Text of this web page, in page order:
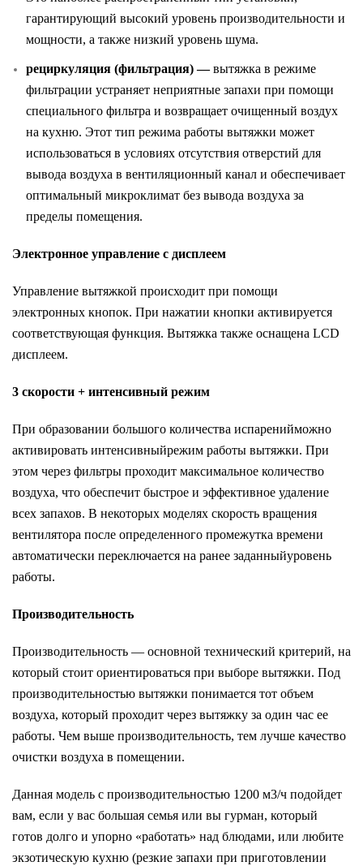
гарантирующий высокий уровень производительности и
мощности, а также низкий уровень шума.
рециркуляция (фильтрация) —вытяжка в режиме
фильтрации устраняет неприятные запахи при помощи
специального фильтра и возвращает очищенный воздух
на кухню. Этот тип режима работы вытяжки может
использоваться в условиях отсутствия отверстий для
вывода воздуха в вентиляционный канал и обеспечивает
оптимальный микроклимат без вывода воздуха за
пределы помещения.
Электронное управление с дисплеем
Управление вытяжкой происходит при помощи
электронных кнопок. При нажатии кнопки активируется
соответствующая функция. Вытяжка также оснащена LCD
дисплеем.
3 скорости + интенсивный режим
При образовании большого количества испаренийможно
активировать интенсивныйрежим работы вытяжки. При
этом через фильтры проходит максимальное количество
воздуха, что обеспечит быстрое и эффективное удаление
всех запахов. В некоторых моделях скорость вращения
вентилятора после определенного промежутка времени
автоматически переключается на ранее заданныйуровень
работы.
Производительность
Производительность — основной технический критерий, на
который стоит ориентироваться при выборе вытяжки. Под
производительностью вытяжки понимается тот объем
воздуха, который проходит через вытяжку за один час ее
работы. Чем выше производительность, тем лучше качество
очистки воздуха в помещении.
Данная модель с производительностью 1200 м3/ч подойдет
вам, если у вас большая семья или вы гурман, который
готов долго и упорно «работать» над блюдами, или любите
экзотическую кухню (резкие запахи при приготовлении